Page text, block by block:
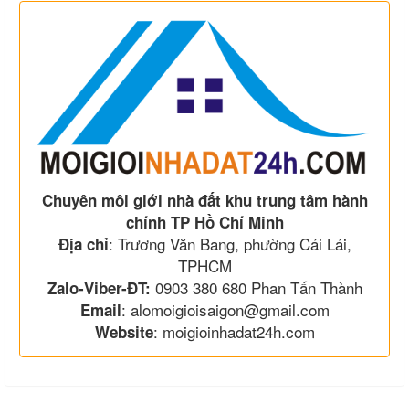
Chuyên môi giới nhà đất khu trung tâm hành
chính TP Hồ Chí Minh
Địa chỉ: Trương Văn Bang, phường Cái Lái,
TPHCM
Zalo-Viber-ĐT: 0903 380 680 Phan Tấn Thành
Email: alomoigioisaigon@gmail.com
Website: moigioinhadat24h.com